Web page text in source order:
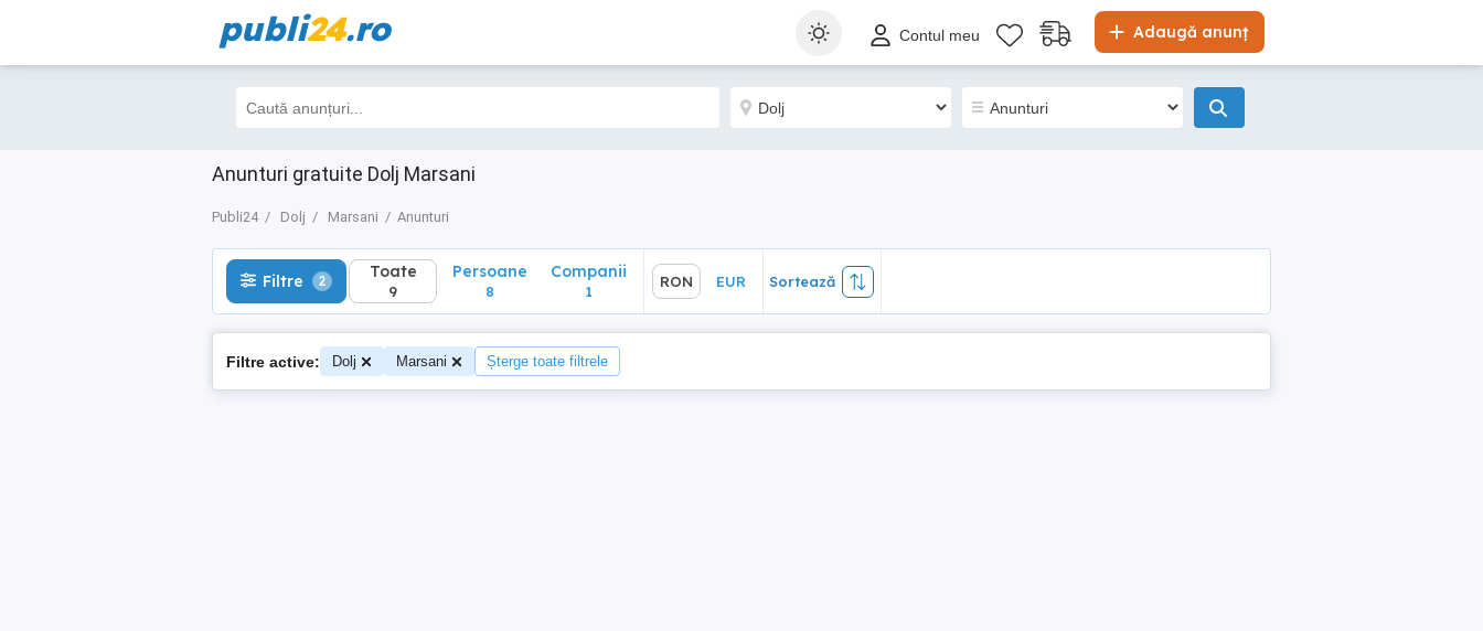
publi24.ro Adaugă anunț
Contul meu
Anunturi gratuite Dolj Marsani
Publi24 Dolj Marsani Anunturi
Filtre 2 Toate
9
Sortează
Filtre 2 Toate
9
Persoane
8
Companii
1
RON EUR Sortează
Filtre active: Dolj Marsani Șterge toate filtrele